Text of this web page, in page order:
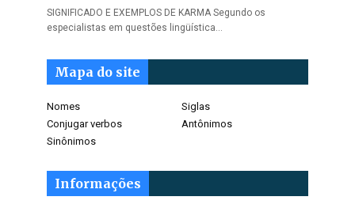
SIGNIFICADO E EXEMPLOS DE KARMA Segundo os
especialistas em questões lingüística…
Mapa do site
Nomes
Siglas
Conjugar verbos
Antônimos
Sinônimos
Informações